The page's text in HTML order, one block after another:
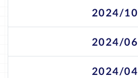
2024/10
2024/06
2024/04